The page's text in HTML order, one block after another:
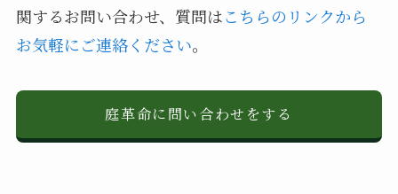
関するお問い合わせ、質問はこちらのリンクから
お気軽にご連絡ください。
庭革命に問い合わせをする